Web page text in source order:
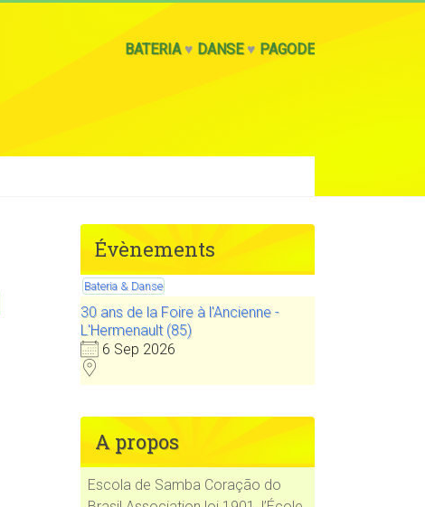
BATERIA♥ DANSE♥ PAGODE
Évènements
Bateria & Danse
30 ans de la Foire à l'Ancienne -
L'Hermenault (85)
6 Sep 2026
A propos
Escola de Samba Coração do